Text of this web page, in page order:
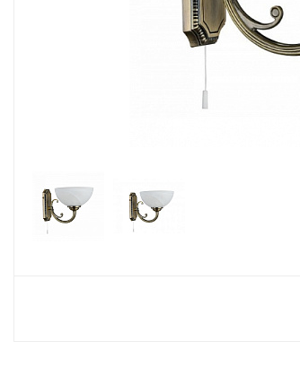
Прожекторы
Ночники